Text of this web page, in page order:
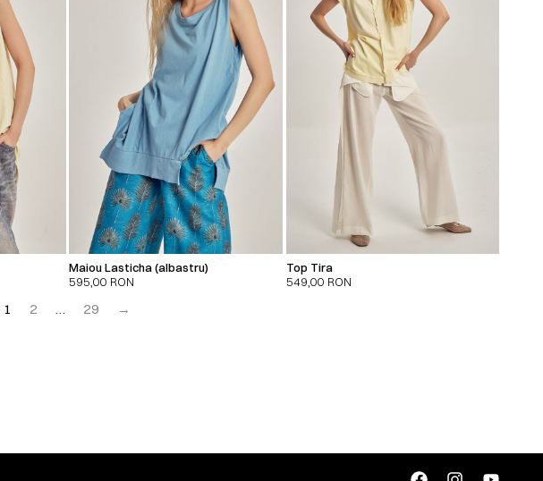
Maiou Lasticha (albastru)
595,00 RON
Top Tira
549,00 RON
1 2 … 29 →